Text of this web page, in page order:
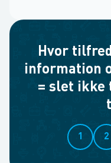
Hvor
information
= slet ikke
1 2